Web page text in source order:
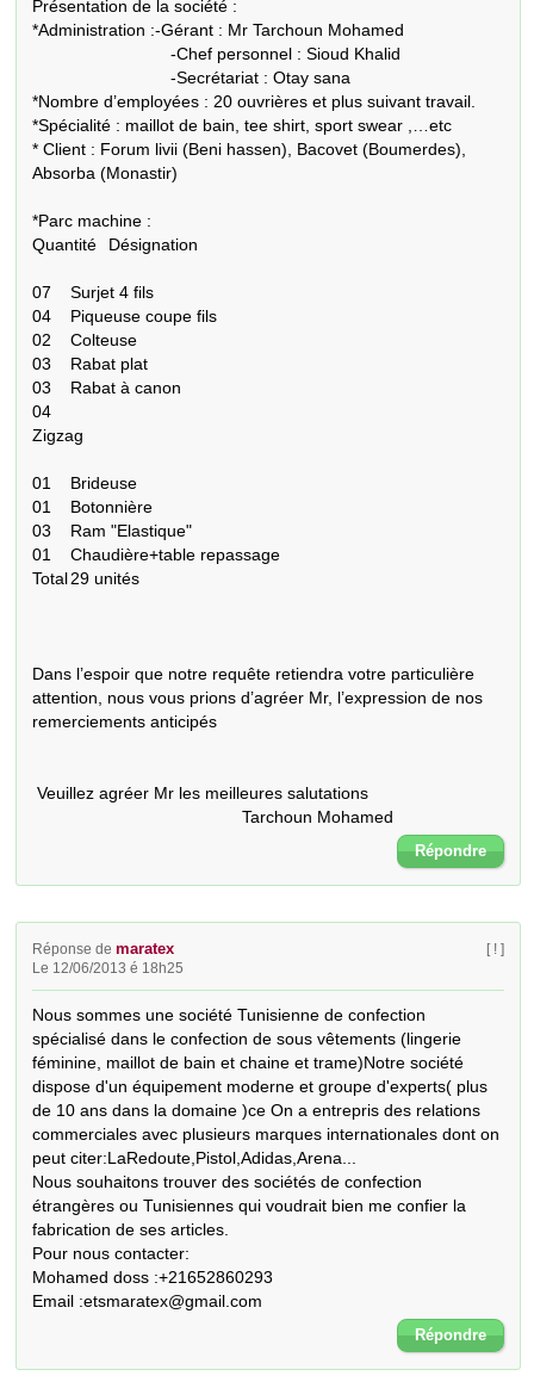
Présentation de la société :
*Administration :-Gérant : Mr Tarchoun Mohamed
                             -Chef personnel : Sioud Khalid
                             -Secrétariat : Otay sana
*Nombre d’employées : 20 ouvrières et plus suivant travail.
*Spécialité : maillot de bain, tee shirt, sport swear ,…etc
* Client : Forum livii (Beni hassen), Bacovet (Boumerdes),
Absorba (Monastir)
*Parc machine :
Quantité	Désignation
07	Surjet 4 fils
04	Piqueuse coupe fils
02	Colteuse
03	Rabat plat
03	Rabat à canon
04
Zigzag
01	Brideuse
01	Botonnière
03	Ram "Elastique"
01	Chaudière+table repassage
Total	29 unités
Dans l’espoir que notre requête retiendra votre particulière
attention, nous vous prions d’agréer Mr, l’expression de nos
remerciements anticipés
Veuillez agréer Mr les meilleures salutations
                                            Tarchoun Mohamed
Répondre
Réponse demaratex
Le 12/06/2013 é 18h25
[ ! ]
Nous sommes une société Tunisienne de confection
spécialisé dans le confection de sous vêtements (lingerie
féminine, maillot de bain et chaine et trame)Notre société
dispose d'un équipement moderne et groupe d'experts( plus
de 10 ans dans la domaine )ce On a entrepris des relations
commerciales avec plusieurs marques internationales dont on
peut citer:LaRedoute,Pistol,Adidas,Arena...
Nous souhaitons trouver des sociétés de confection
étrangères ou Tunisiennes qui voudrait bien me confier la
fabrication de ses articles.
Pour nous contacter:
Mohamed doss :+21652860293
Email :etsmaratex@gmail.com
Répondre